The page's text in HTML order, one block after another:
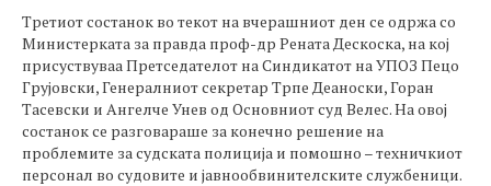
Третиот состанок во текот на вчерашниот ден се одржа со
Министерката за правда проф-др Рената Дескоска, на кој
присуствуваа Претседателот на Синдикатот на УПОЗ Пецо
Грујовски, Генералниот секретар Трпе Деаноски, Горан
Тасевски и Ангелче Унев од Основниот суд Велес. На овој
состанок се разговараше за конечно решение на
проблемите за судската полиција и помошно – техничкиот
персонал во судовите и јавнообвинителските службеници.